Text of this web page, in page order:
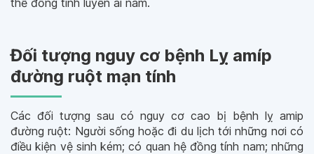
thể đồng tính luyến ái nam.
Đối tượng nguy cơ bệnh Lỵ amíp
đường ruột mạn tính
Các đối tượng sau có nguy cơ cao bị bệnh lỵ amip
đường ruột: Người sống hoặc đi du lịch tới những nơi có
điều kiện vệ sinh kém; có quan hệ đồng tính nam; những